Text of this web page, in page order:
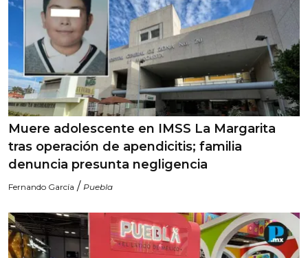
Muere adolescente en IMSS La Margarita
tras operación de apendicitis; familia
denuncia presunta negligencia
Fernando García / Puebla